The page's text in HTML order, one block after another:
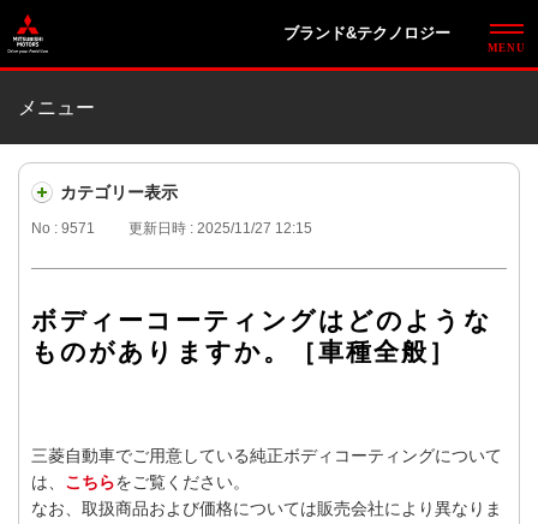
ブランド&テクノロジー
メニュー
カテゴリー表示
No : 9571 更新日時 : 2025/11/27 12:15
ボディーコーティングはどのような
ものがありますか。［車種全般］
三菱自動車でご用意している純正ボディコーティングについて
は、 こちらをご覧ください。
なお、取扱商品および価格については販売会社により異なりま